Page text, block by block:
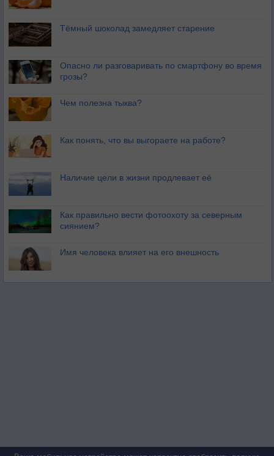
Тёмный шоколад замедляет старение
Опасно ли разговаривать по смартфону во время
грозы?
Чем полезна тыква?
Как понять, что вы выгораете на работе?
Наличие цели в жизни продлевает её
Как правильно вести фотоохоту за северным
сиянием?
Имя человека влияет на его внешность